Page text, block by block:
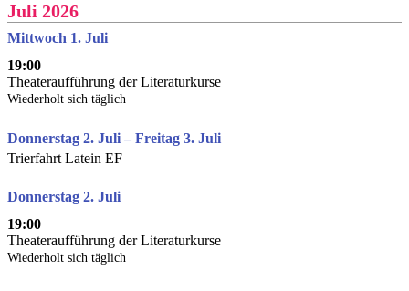
Juli 2026
Mittwoch 1. Juli
19:00
Theateraufführung der Literaturkurse
Wiederholt sich täglich
Donnerstag 2. Juli – Freitag 3. Juli
Trierfahrt Latein EF
Donnerstag 2. Juli
19:00
Theateraufführung der Literaturkurse
Wiederholt sich täglich